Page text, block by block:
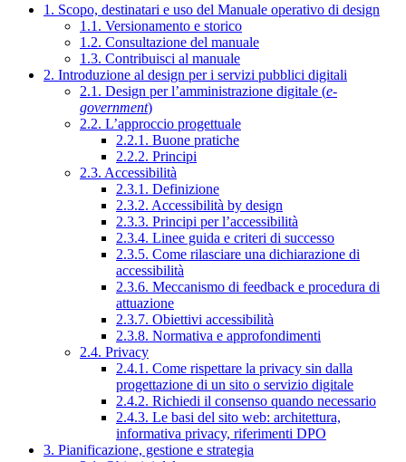
1. Scopo, destinatari e uso del Manuale operativo di design
1.1. Versionamento e storico
1.2. Consultazione del manuale
1.3. Contribuisci al manuale
2. Introduzione al design per i servizi pubblici digitali
2.1. Design per l’amministrazione digitale (e-
government)
2.2. L’approccio progettuale
2.2.1. Buone pratiche
2.2.2. Principi
2.3. Accessibilità
2.3.1. Definizione
2.3.2. Accessibilità by design
2.3.3. Principi per l’accessibilità
2.3.4. Linee guida e criteri di successo
2.3.5. Come rilasciare una dichiarazione di
accessibilità
2.3.6. Meccanismo di feedback e procedura di
attuazione
2.3.7. Obiettivi accessibilità
2.3.8. Normativa e approfondimenti
2.4. Privacy
2.4.1. Come rispettare la privacy sin dalla
progettazione di un sito o servizio digitale
2.4.2. Richiedi il consenso quando necessario
2.4.3. Le basi del sito web: architettura,
informativa privacy, riferimenti DPO
3. Pianificazione, gestione e strategia